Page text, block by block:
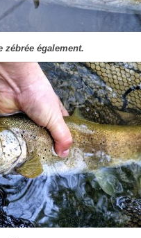
zébrée également.